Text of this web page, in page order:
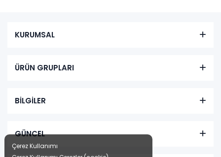
KURUMSAL
ÜRÜN GRUPLARI
BİLGİLER
GÜNCEL
Çerez Kullanımı